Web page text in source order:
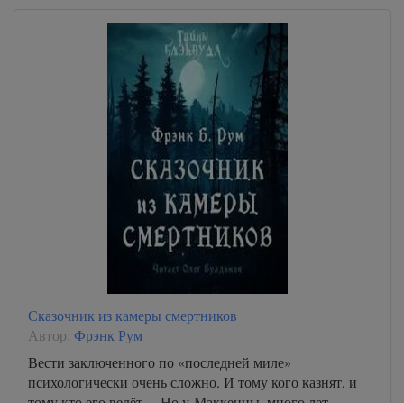
Сказочник из камеры смертников
Автор: Фрэнк Рум
Вести заключенного по «последней миле»
психологически очень сложно. И тому кого казнят, и